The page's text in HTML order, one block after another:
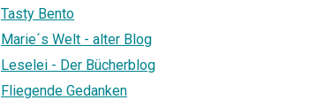
Tasty Bento
Marie´s Welt - alter Blog
Leselei - Der Bücherblog
Fliegende Gedanken